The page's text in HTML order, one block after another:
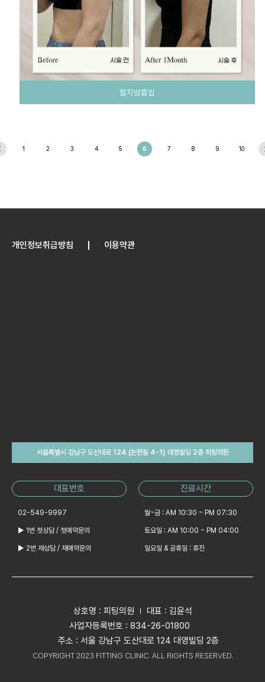
팔지방흡입
1 2 3 4 5 6 7 8 9 10
개인정보취급방침 이용약관
서울특별시 강남구 도산대로 124 (논현동 4-1) 대영빌딩 2층 피팅의원
대표번호
02-549-9997
▶ 1번 첫상담 / 첫예약문의
▶ 2번 재상담 / 재예약문의
진료시간
월~금 : AM 10:30 ~ PM 07:30
토요일 : AM 10:00 ~ PM 04:00
일요일 & 공휴일 : 휴진
상호명 : 피팅의원
대표 : 김윤석
사업자등록번호 : 834-26-01800
주소 : 서울 강남구 도산대로 124 대영빌딩 2층
COPYRIGHT 2023 FITTING CLINIC. ALL RIGHTS RESERVED.